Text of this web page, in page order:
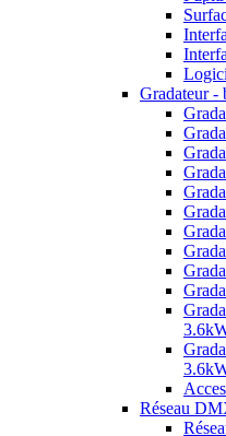
Gradateur -
Réseau